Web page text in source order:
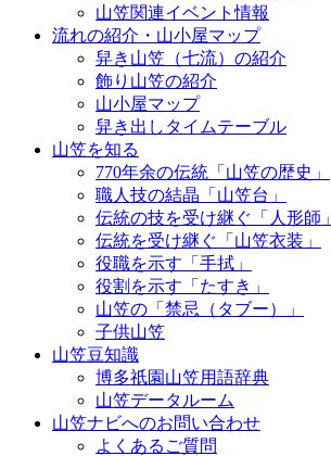
山笠関連イベント情報
流れの紹介・山小屋マップ
舁き山笠（七流）の紹介
飾り山笠の紹介
山小屋マップ
舁き出しタイムテーブル
山笠を知る
770年余の伝統「山笠の歴史」
職人技の結晶「山笠台」
伝統の技を受け継ぐ「人形師」
伝統を受け継ぐ「山笠衣装」
役職を示す「手拭」
役割を示す「たすき」
山笠の「禁忌（タブー）」
子供山笠
山笠豆知識
博多祇園山笠用語辞典
山笠データルーム
山笠ナビへのお問い合わせ
よくあるご質問